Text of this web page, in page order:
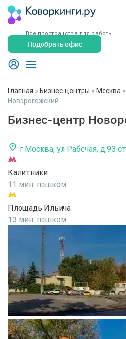
Все пространства для работы
Подобрать офис
Главная » Бизнес-центры » Москва »
Новорогожский
Бизнес-центр
г Москва, ул Рабочая, д 93
Калитники
11 мин. пешком
Площадь Ильича
13 мин. пешком